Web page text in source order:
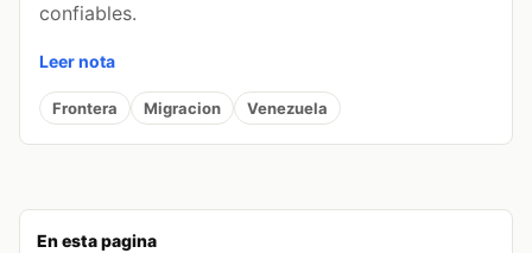
En esta pagina
confiables.
Leer nota
Frontera Migracion Venezuela